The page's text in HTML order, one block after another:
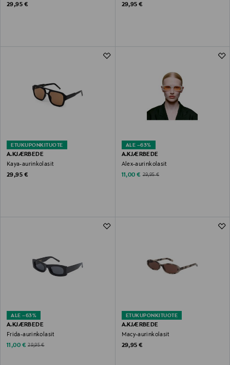
Original Price
29,95 €
Original Price
29,95 €
ETUKUPONKITUOTE
A.KJÆRBEDE
Kaya-aurinkolasit
Original Price
29,95 €
ALE –63%
A.KJÆRBEDE
Alex-aurinkolasit
Discounted Price
11,00 € Original Price
29,95 €
ALE –63%
A.KJÆRBEDE
Frida-aurinkolasit
Discounted Price
11,00 € Original Price
29,95 €
ETUKUPONKITUOTE
A.KJÆRBEDE
Macy-aurinkolasit
Original Price
29,95 €